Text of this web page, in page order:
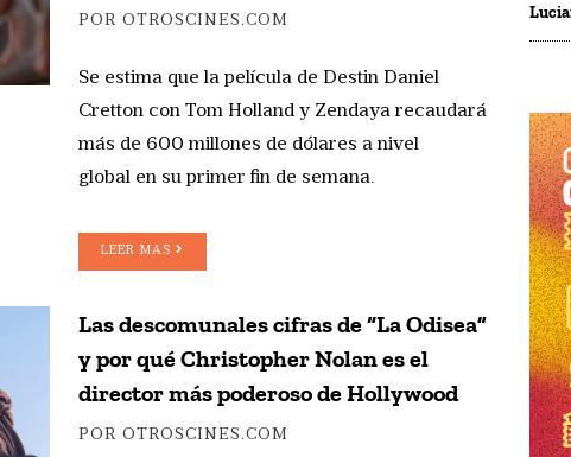
POR OTROSCINES.COM
Se estima que la película de Destin Daniel
Cretton con Tom Holland y Zendaya recaudará
más de 600 millones de dólares a nivel
global en su primer fin de semana.
LEER MAS
Las descomunales cifras de “La Odisea”
y por qué Christopher Nolan es el
director más poderoso de Hollywood
POR OTROSCINES.COM